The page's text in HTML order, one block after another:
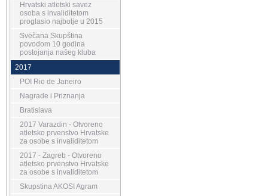
Hrvatski atletski savez
osoba s invaliditetom
proglasio najbolje u 2015
Svečana Skupština
povodom 10 godina
postojanja našeg kluba
2017
POI Rio de Janeiro
Nagrade i Priznanja
Bratislava
2017 Varazdin - Otvoreno
atletsko prvenstvo Hrvatske
za osobe s invaliditetom
2017 - Zagreb - Otvoreno
atletsko prvenstvo Hrvatske
za osobe s invaliditetom
Skupstina AKOSI Agram